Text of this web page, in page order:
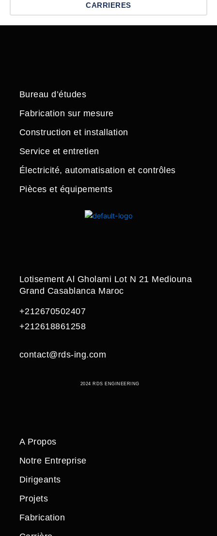
CARRIERES
Bureau d’études
Fabrication sur mesure
Construction et installation
Service et entretien
Électricité, automatisation et contrôles
Pièces et équipements
Lotisement Al Gholami Lot N 21 Mediouna
Grand Casablanca Maroc
+212670502407
+212618861258
contact@rds-ing.com
2024 RDS ENGINEERING
A Propos
Notre Entreprise
Dirigeants
Projets
Fabrication